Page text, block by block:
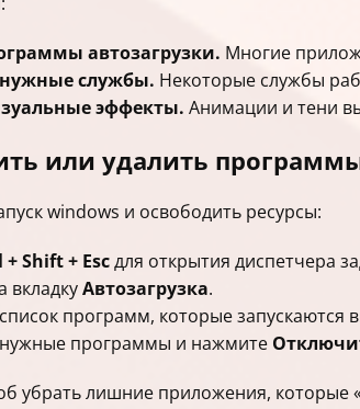
автозагрузки. Многие
службы. Некоторые службы
эффекты. Анимации и тени
или удалить
windows и освободить ресурсы:
+ Shift + Escдля открытия диспетчера
вкладкуАвтозагрузка.
программ, которые запускаются
программы и нажмите
убрать лишние приложения, которые